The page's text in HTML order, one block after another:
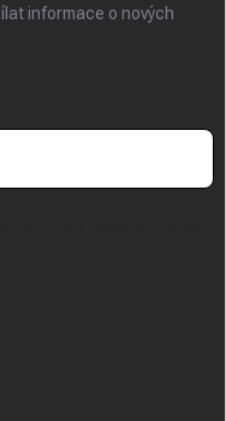
informace o nových